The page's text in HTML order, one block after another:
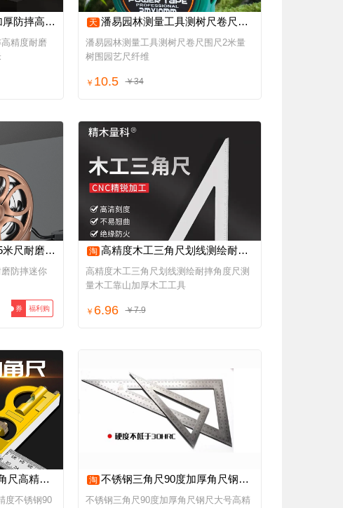
尺高精度硬镂空3米
精度耐磨
天 潘易园林测量工具测树尺卷尺围尺2米量树围园艺尺纤维
潘易园林测量工具测树尺卷尺围尺2米量
树围园艺尺纤维
￥ 10.5 ￥34
锁定卷尺防割尺子
防摔迷你
券 福利购
淘 高精度木工三角尺划线测绘耐摔角度尺测量木工靠山加厚木工工具
高精度木工三角尺划线测绘耐摔角度尺测
量木工靠山加厚木工工具
￥ 6.96 ￥7.9
用直角尺45工业级
度不锈钢90
淘 不锈钢三角尺90度加厚角尺钢尺大号高精度木工钢板尺直角尺三角板
不锈钢三角尺90度加厚角尺钢尺大号高精